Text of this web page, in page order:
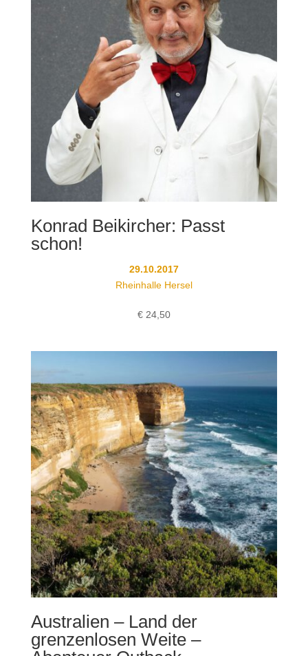
Konrad Beikircher: Passt
schon!
29.10.2017
Rheinhalle Hersel
€24,50
Australien – Land der
grenzenlosen Weite –